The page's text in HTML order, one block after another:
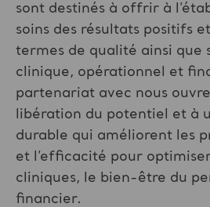
sont destinés à offrir à
soins des résultats positifs
termes de qualité ainsi que
clinique, opérationnel et
partenariat avec nous
libération du potentiel et à
durable qui améliorent les
et l’efficacité pour
cliniques, le bien-être du
financier.